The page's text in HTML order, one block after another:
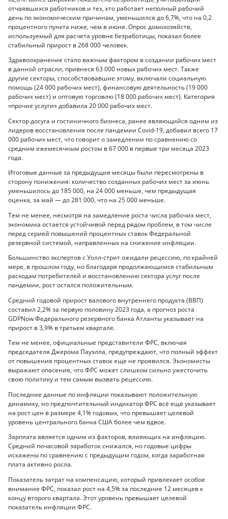
отчаявшихся работников и тех, кто работает неполный рабочий
день по экономическим причинам, уменьшился до 6,7%, что на 0,2
процентного пункта ниже, чем в июне. Опрос домохозяйств,
используемый для расчета уровня безработицы, показал более
стабильный прирост в 268 000 человек.
Здравоохранение стало важным фактором в создании рабочих мест
в данной отрасли, привнеся 63 000 новых рабочих мест. Также
другие секторы, способствовавшие этому, включали социальную
помощь (24 000 рабочих мест), финансовую деятельность (19 000
рабочих мест) и оптовую торговлю (18 000 рабочих мест). Категория
«прочие услуги» добавила 20 000 рабочих мест.
Сектор досуга и гостиничного бизнеса, ранее являющийся одним из
лидеров восстановления после пандемии Covid-19, добавил всего 17
000 рабочих мест, что говорит о замедлении по сравнению со
средним ежемесячным ростом в 67 000 в первые три месяца 2023
года.
Итоговые данные за предыдущие месяцы были пересмотрены в
сторону понижения: количество созданных рабочих мест за июнь
уменьшилось до 185 000, на 24 000 меньше, чем предыдущая
оценка, за май — до 281 000, что на 25 000 меньше.
Тем не менее, несмотря на замедление роста числа рабочих мест,
экономика остается устойчивой перед рядом проблем, в том числе
перед серией повышений процентных ставок Федеральной
резервной системой, направленных на снижение инфляции.
Большинство экспертов с Уолл-стрит ожидали рецессию, по крайней
мере, в прошлом году, но благодаря продолжающимся стабильным
расходам потребителей и восстановлению сектора услуг после
пандемии, рост остался положительным.
Средний годовой прирост валового внутреннего продукта (ВВП)
составил 2,2% за первую половину 2023 года, а прогноз роста
GDPNow Федерального резервного банка Атланты указывает на
прирост в 3,9% в третьем квартале.
Тем не менее, официальные представители ФРС, включая
председателя Джерома Пауэлла, предупреждают, что полный эффект
от повышения процентных ставок еще не проявился. Экономисты
выражают опасения, что ФРС может слишком сильно ужесточить
свою политику и тем самым вызвать рецессию.
Последние данные по инфляции показывают положительную
динамику, но предпочтительный индикатор ФРС всё ещё указывает
на рост цен в размере 4,1% годовых, что превышает целевой
уровень центрального банка США более чем вдвое.
Зарплата является одним из факторов, влияющих на инфляцию.
Средний почасовой заработок снижался, но годовые цифры
искажены по сравнению с предыдущим годом, когда заработная
плата активно росла.
Показатель затрат на компенсацию, который привлекает особое
внимание ФРС, показал рост на 4,5% за последние 12 месяцев к
концу второго квартала. Этот уровень превышает целевой
показатель инфляции ФРС.